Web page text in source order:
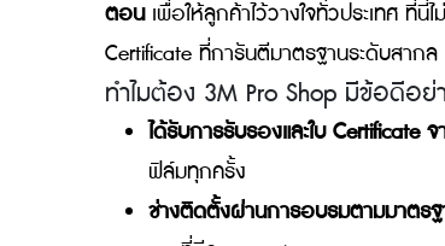
3M Pro Shop ยกระดั
3M Pro Shop คือ
ตอนเพื่อให้ลูกค้าไว้วางใจทั่วประเ